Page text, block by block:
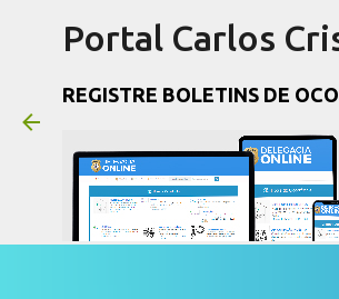
Portal Carlos
REGISTRE BOLETINS DE